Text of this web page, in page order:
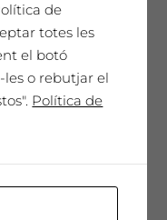
de
totes les
el botó
les o rebutjar el
Política de